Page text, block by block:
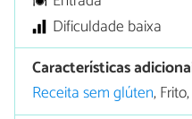
Dificuldade baixa
Características
Receita sem glúten, Frito,